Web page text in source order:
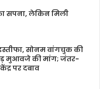
सपना, लेकिन मिली
इस्तीफा, सोनम वांगचुक की
मुआवजे की मांग; जंतर-
पर दबाव